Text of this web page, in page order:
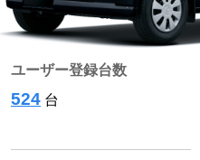
ユーザー登録台数
524 台